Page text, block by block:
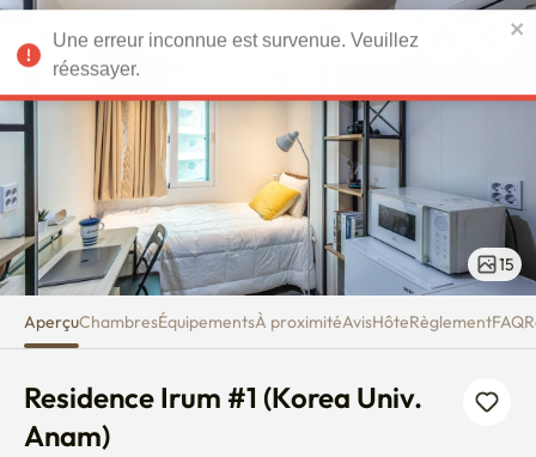
Residence Irum #1 (Korea Univ.
EUR
15
AperçuChambresÉquipementsÀ proximitéAvisHôteRèglementFAQ
Residence Irum #1 (Korea Univ.
Anam)
Une erreur inconnue est survenue. Veuillez
réessayer.